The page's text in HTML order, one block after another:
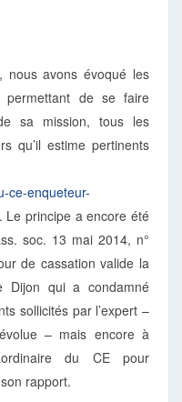
avons évoqué les
permettant de se faire
sa mission, tous les
qu’il estime pertinents
ce-enqueteur-
Le principe a encore été
soc. 13 mai 2014, n°
de cassation valide la
Dijon qui a condamné
sollicités par l’expert –
– mais encore à
du CE pour
rapport.